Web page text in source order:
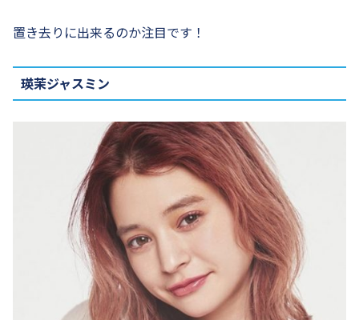
置き去りに出来るのか注目です！
瑛茉ジャスミン